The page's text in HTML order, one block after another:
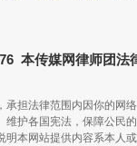
本传媒网律师团法
担法律范围内因你的网
护各国宪法，保障公民
本网站提供内容系本人